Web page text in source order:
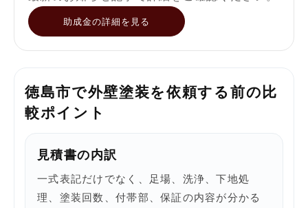
助成金の詳細を見る
徳島市で外壁塗装を依頼する前の比
較ポイント
見積書の内訳
一式表記だけでなく、足場、洗浄、下地処
理、塗装回数、付帯部、保証の内容が分かる